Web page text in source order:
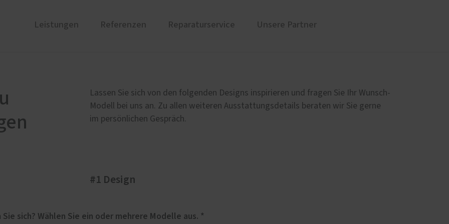
Leistungen
Holz-Aluminium
und Denkmal
Balkontüren
Hebe-Schiebe-Türen
Parallel-Schiebe-Kipp-Türen
Markisen für Neuss und Region
Rollladen von ROMA
sorglos-Paket
Weitere Leistungen
Einbruchhemmende
Referenzen Reparaturservice Unsere Partner
Lassen Sie sich von den folgenden Designs inspirieren und fragen Sie Ihr Wunsch-
Modell bei uns an. Zu allen weiteren Ausstattungsdetails beraten wir Sie gerne
im persönlichen Gespräch.
#1 Design
Für welches Haustüren-Design interessieren Sie sich? Wählen Sie ein oder mehrere Modelle aus. *